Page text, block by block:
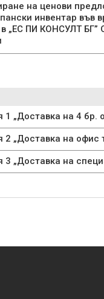
на ценови
инвентар във
„ЕС ПИ КОНСУЛТ
„Доставка на 4 бр.
2 „Доставка на офис
„Доставка на